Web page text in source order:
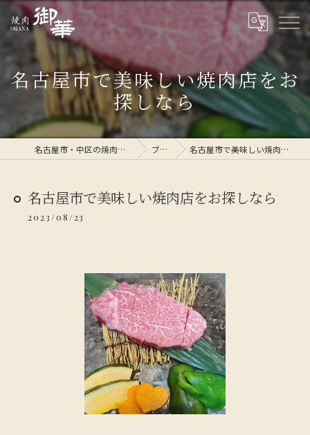
名古屋市で美味しい焼肉店をお
探しなら
名古屋市・中区の焼肉なら焼肉 御華 ブログ 名古屋市で美味しい焼肉店をお探しなら
名古屋市で美味しい焼肉店をお探しなら
2023/08/23